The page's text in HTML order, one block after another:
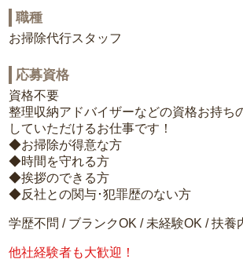
職種
お掃除代行スタッフ
応募資格
資格不要
整理収納アドバイザーなどの資格お持ち
していただけるお仕事です！
◆お掃除が得意な方
◆時間を守れる方
◆挨拶のできる方
◆反社との関与･犯罪歴のない方
学歴不問 / ブランクOK / 未経験OK / 扶養
他社経験者も大歓迎！